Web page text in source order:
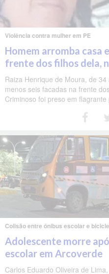
Violência contra mulher em PE
Homem arromba casa
frente dos filhos dela,
Raiza Henrique de Moura, de
menos seis facadas na frente
Criminoso foi preso em
Colisão entre ônibus escolar e
Adolescente morre
escolar em Arcoverde
Carlos Eduardo Oliveira de